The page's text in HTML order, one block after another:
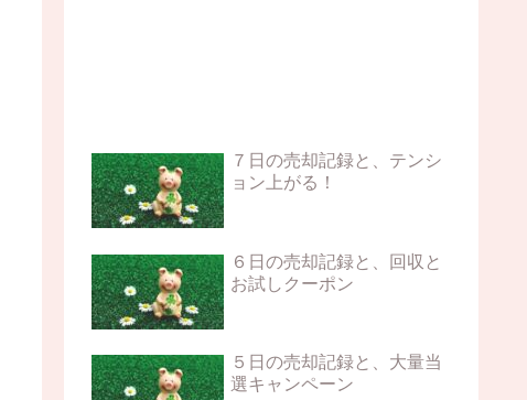
７日の売却記録と、テンシ
ョン上がる！
６日の売却記録と、回収と
お試しクーポン
５日の売却記録と、大量当
選キャンペーン